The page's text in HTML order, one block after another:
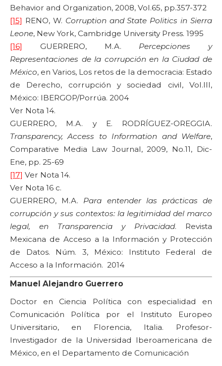
Behavior and Organization, 2008, Vol.65, pp.357-372
[15] RENO, W. Corruption and State Politics in Sierra
Leone, New York, Cambridge University Press. 1995
[16]
GUERRERO, M.A. Percepciones y
Representaciones de la corrupción en la Ciudad de
México, en Varios, Los retos de la democracia: Estado
de Derecho, corrupción y sociedad civil, Vol.III,
México: IBERGOP/Porrúa. 2004
Ver Nota 14.
GUERRERO, M.A. y E. RODRÍGUEZ-OREGGIA.
Transparency, Access to Information and Welfare,
Comparative Media Law Journal, 2009, No.11, Dic-
Ene, pp. 25-69
[17] Ver Nota 14.
Ver Nota 16 c.
GUERRERO, M.A. Para entender las prácticas de
corrupción y sus contextos: la legitimidad del marco
legal, en Transparencia y Privacidad. Revista
Mexicana de Acceso a la Información y Protección
de Datos. Núm. 3, México: Instituto Federal de
Acceso a la Información. 2014
Manuel Alejandro Guerrero
Doctor en Ciencia Política con especialidad en
Comunicación Política por el Instituto Europeo
Universitario, en Florencia, Italia. Profesor-
Investigador de la Universidad Iberoamericana de
México, en el Departamento de Comunicación